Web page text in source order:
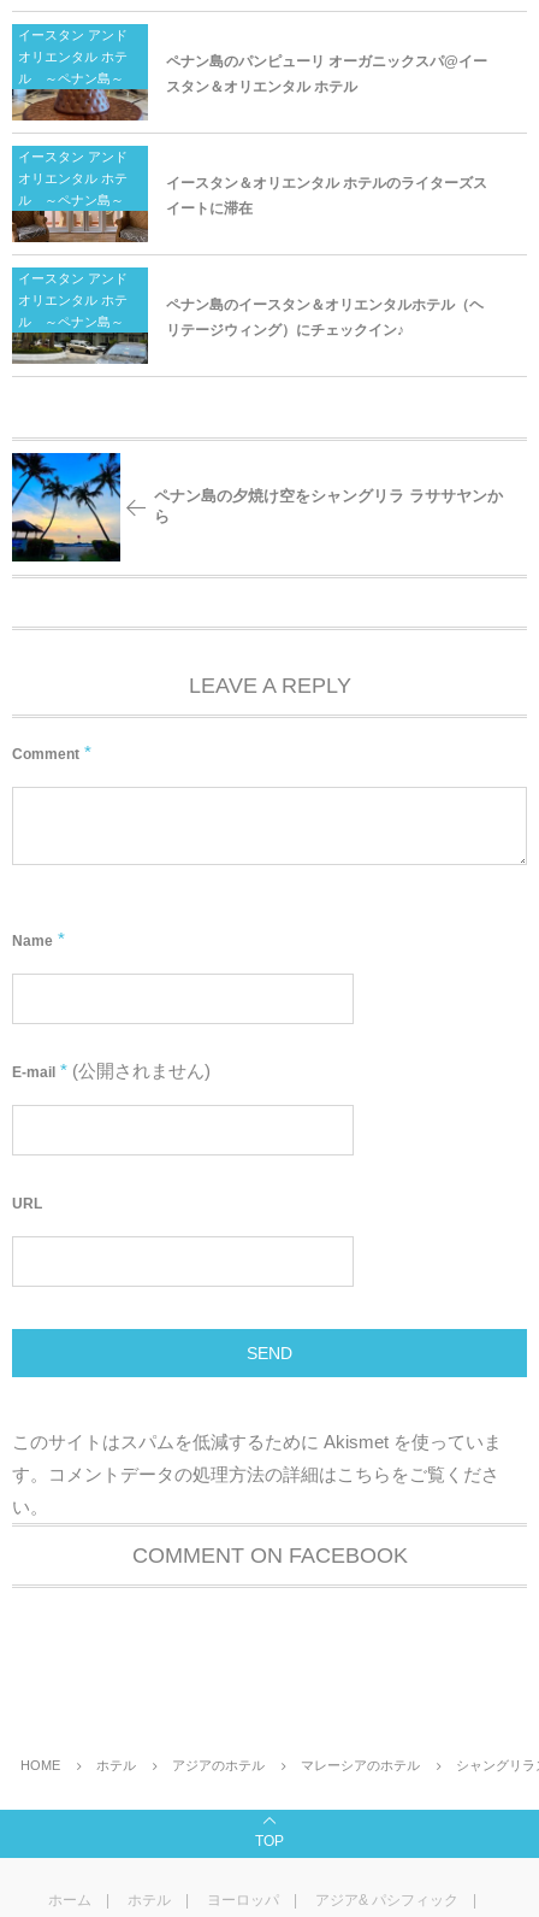
イースタン アンド
オリエンタル ホテ
ル ～ペナン島～
ペナン島のパンピューリ オーガニックスパ@イー
スタン＆オリエンタル ホテル
イースタン アンド
オリエンタル ホテ
ル ～ペナン島～
イースタン＆オリエンタル ホテルのライターズス
イートに滞在
イースタン アンド
オリエンタル ホテ
ル ～ペナン島～
ペナン島のイースタン＆オリエンタルホテル（ヘ
リテージウィング）にチェックイン♪
ペナン島の夕焼け空をシャングリラ ラササヤンか
ら
LEAVE A REPLY
Comment *
Name *
E-mail * (公開されません)
URL
このサイトはスパムを低減するために Akismet を使っていま
す。
コメントデータの処理方法の詳細はこちらをご覧くださ
い。
COMMENT ON FACEBOOK
HOME ホテル アジアのホテル マレーシアのホテル シャングリ
TOP
ホーム ホテル ヨーロッパ アジア& パシフィック